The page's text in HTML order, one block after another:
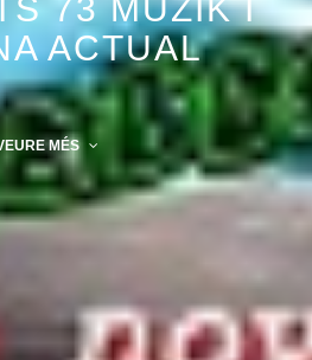
73 MUZIK I
ACTUAL
MÉS